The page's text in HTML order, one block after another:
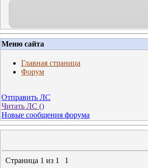
Меню сайта
Главная страница
Форум
Отправить ЛС
Читать ЛС ()
Новые сообщения форума
Страница 1 из 1
1